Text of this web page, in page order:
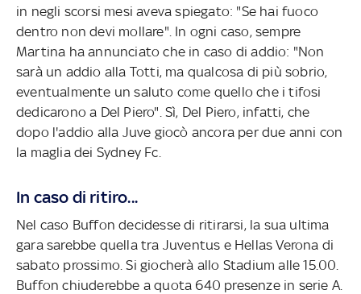
in negli scorsi mesi aveva spiegato: "Se hai fuoco
dentro non devi mollare". In ogni caso, sempre
Martina ha annunciato che in caso di addio: "Non
sarà un addio alla Totti, ma qualcosa di più sobrio,
eventualmente un saluto come quello che i tifosi
dedicarono a Del Piero". Sì, Del Piero, infatti, che
dopo l'addio alla Juve giocò ancora per due anni con
la maglia dei Sydney Fc.
In caso di ritiro...
Nel caso Buffon decidesse di ritirarsi, la sua ultima
gara sarebbe quella tra Juventus e Hellas Verona di
sabato prossimo. Si giocherà allo Stadium alle 15.00.
Buffon chiuderebbe a quota 640 presenze in serie A.